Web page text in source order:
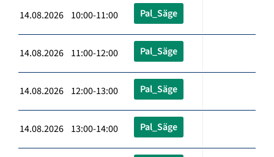
14.08.2026 10:00-11:00 Pal_Säge
14.08.2026 11:00-12:00 Pal_Säge
14.08.2026 12:00-13:00 Pal_Säge
14.08.2026 13:00-14:00 Pal_Säge